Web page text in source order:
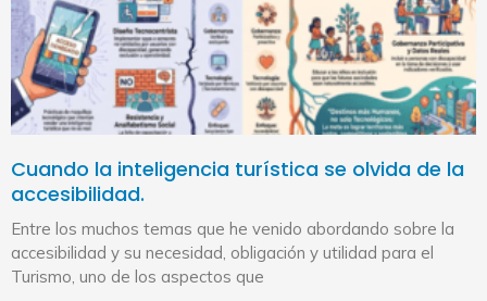
Cuando la inteligencia turística se olvida de la
accesibilidad.
Entre los muchos temas que he venido abordando sobre la
accesibilidad y su necesidad, obligación y utilidad para el
Turismo, uno de los aspectos que